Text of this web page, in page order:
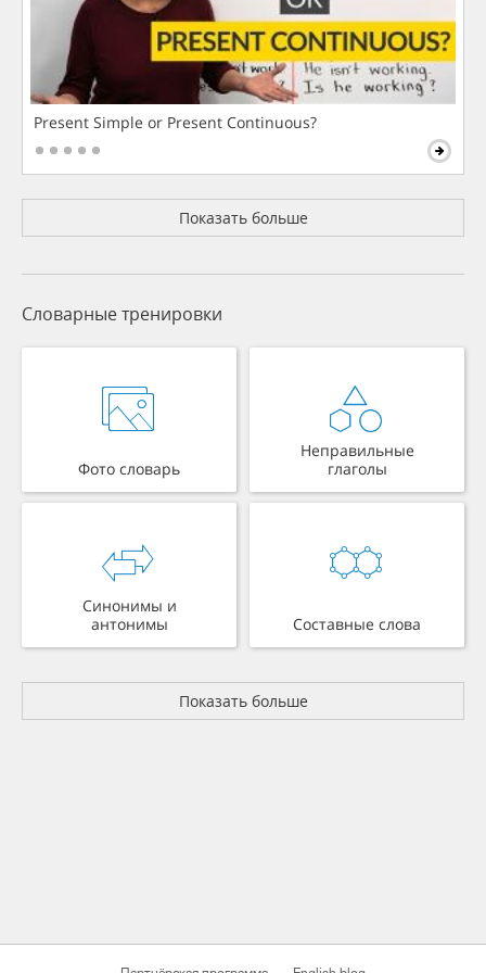
Present Simple or Present Continuous?
Показать больше
Словарные тренировки
Фото словарь
Неправильные
глаголы
Синонимы и
антонимы
Составные слова
Показать больше